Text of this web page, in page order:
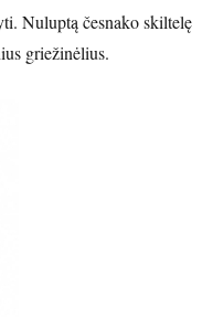
Nuluptą česnako skiltelę
griežinėlius.